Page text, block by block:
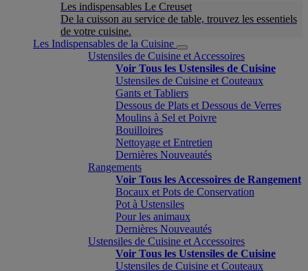
Les indispensables Le Creuset
De la cuisson au service de table, trouvez les essentiels
de votre cuisine.
Les Indispensables de la Cuisine
Ustensiles de Cuisine et Accessoires
Voir Tous les Ustensiles de Cuisine
Ustensiles de Cuisine et Couteaux
Gants et Tabliers
Dessous de Plats et Dessous de Verres
Moulins à Sel et Poivre
Bouilloires
Nettoyage et Entretien
Dernières Nouveautés
Rangements
Voir Tous les Accessoires de Rangement
Bocaux et Pots de Conservation
Pot à Ustensiles
Pour les animaux
Dernières Nouveautés
Ustensiles de Cuisine et Accessoires
Voir Tous les Ustensiles de Cuisine
Ustensiles de Cuisine et Couteaux